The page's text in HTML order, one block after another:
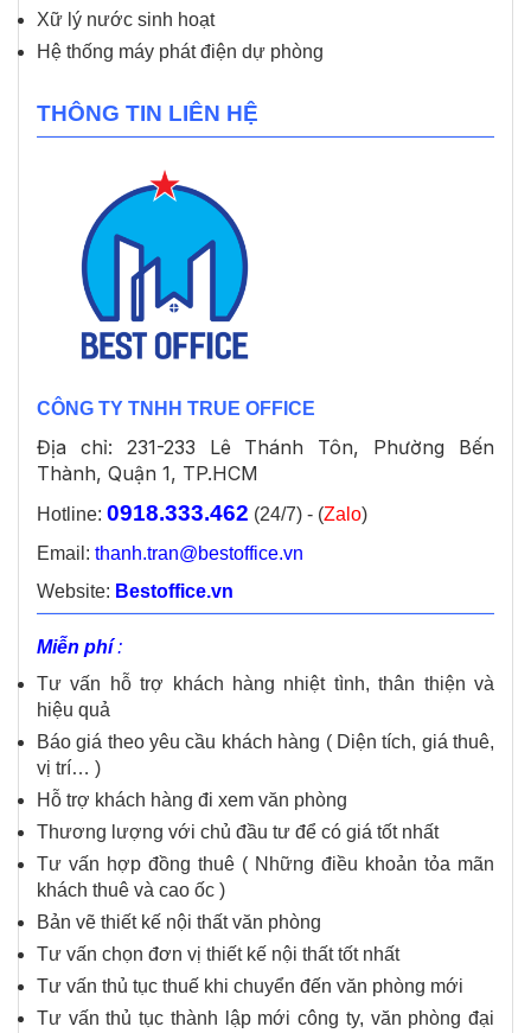
Xữ lý nước sinh hoạt
Hệ thống máy phát điện dự phòng
THÔNG TIN LIÊN HỆ
CÔNG TY TNHH TRUE OFFICE
Địa chỉ: 231-233 Lê Thánh Tôn, Phường Bến
Thành, Quận 1, TP.HCM
Hotline: 0918.333.462 (24/7) - (Zalo)
Email: thanh.tran@bestoffice.vn
Website: Bestoffice.vn
Miễn phí:
Tư vấn hỗ trợ khách hàng nhiệt tình, thân thiện và
hiệu quả
Báo giá theo yêu cầu khách hàng ( Diện tích, giá thuê,
vị trí… )
Hỗ trợ khách hàng đi xem văn phòng
Thương lượng với chủ đầu tư để có giá tốt nhất
Tư vấn hợp đồng thuê ( Những điều khoản tỏa mãn
khách thuê và cao ốc )
Bản vẽ thiết kế nội thất văn phòng
Tư vấn chọn đơn vị thiết kế nội thất tốt nhất
Tư vấn thủ tục thuế khi chuyển đến văn phòng mới
Tư vấn thủ tục thành lập mới công ty, văn phòng đại